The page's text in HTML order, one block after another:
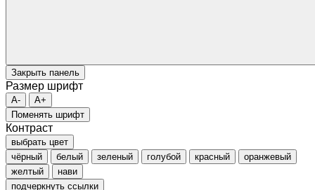
Закрыть панель
Размер шрифт
A-
A+
Поменять шрифт
Контраст
выбрать цвет
чёрный
белый зеленый голубой красный
оранжевый
желтый
нави
подчеркнуть ссылки